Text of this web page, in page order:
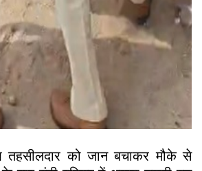
तहसीलदार को जान बचाकर मौके से